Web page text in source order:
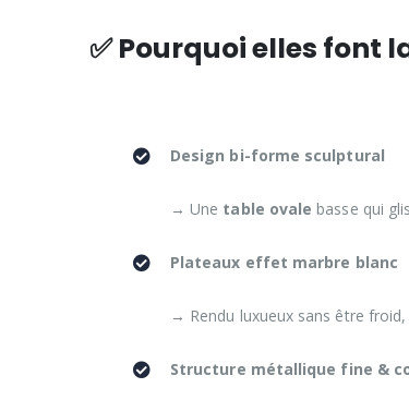
✅ Pourquoi elles font
Design bi-forme sculptural
→ Une table ovale basse qui
Plateaux effet marbre blanc
→ Rendu luxueux sans être
Structure métallique fine &